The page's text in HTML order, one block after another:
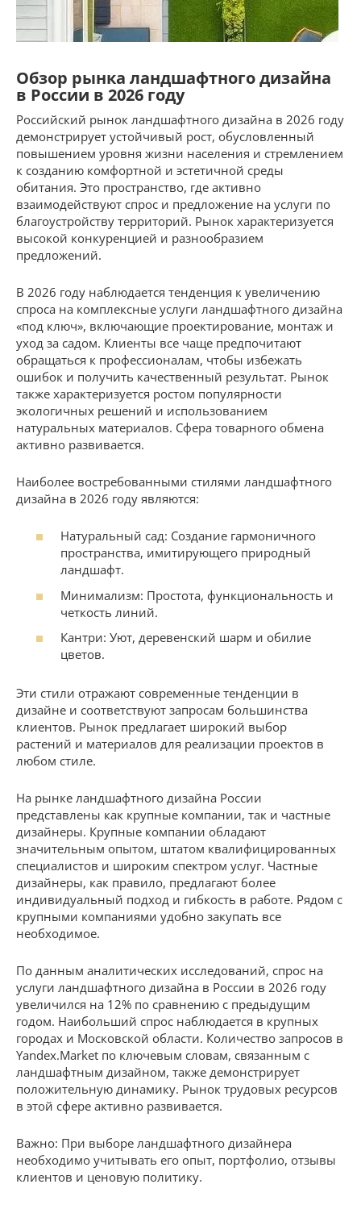
Обзор рынка ландшафтного дизайна
в России в 2026 году
Российский рынок ландшафтного дизайна в 2026 году
демонстрирует устойчивый рост, обусловленный
повышением уровня жизни населения и стремлением
к созданию комфортной и эстетичной среды
обитания. Это пространство, где активно
взаимодействуют спрос и предложение на услуги по
благоустройству территорий. Рынок характеризуется
высокой конкуренцией и разнообразием
предложений.
В 2026 году наблюдается тенденция к увеличению
спроса на комплексные услуги ландшафтного дизайна
«под ключ», включающие проектирование, монтаж и
уход за садом. Клиенты все чаще предпочитают
обращаться к профессионалам, чтобы избежать
ошибок и получить качественный результат. Рынок
также характеризуется ростом популярности
экологичных решений и использованием
натуральных материалов. Сфера товарного обмена
активно развивается.
Наиболее востребованными стилями ландшафтного
дизайна в 2026 году являются:
Натуральный сад: Создание гармоничного
пространства, имитирующего природный
ландшафт.
Минимализм: Простота, функциональность и
четкость линий.
Кантри: Уют, деревенский шарм и обилие
цветов.
Эти стили отражают современные тенденции в
дизайне и соответствуют запросам большинства
клиентов. Рынок предлагает широкий выбор
растений и материалов для реализации проектов в
любом стиле.
На рынке ландшафтного дизайна России
представлены как крупные компании, так и частные
дизайнеры. Крупные компании обладают
значительным опытом, штатом квалифицированных
специалистов и широким спектром услуг. Частные
дизайнеры, как правило, предлагают более
индивидуальный подход и гибкость в работе. Рядом с
крупными компаниями удобно закупать все
необходимое.
По данным аналитических исследований, спрос на
услуги ландшафтного дизайна в России в 2026 году
увеличился на 12% по сравнению с предыдущим
годом. Наибольший спрос наблюдается в крупных
городах и Московской области. Количество запросов в
Yandex.Market по ключевым словам, связанным с
ландшафтным дизайном, также демонстрирует
положительную динамику. Рынок трудовых ресурсов
в этой сфере активно развивается.
Важно: При выборе ландшафтного дизайнера
необходимо учитывать его опыт, портфолио, отзывы
клиентов и ценовую политику.